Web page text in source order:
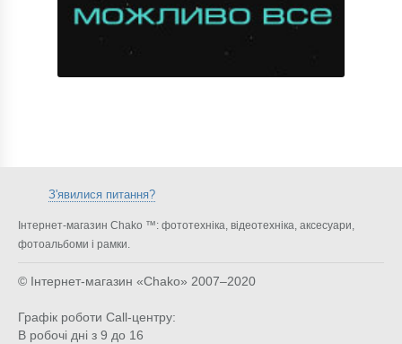
З'явилися питання?
Інтернет-магазин Chako ™: фототехніка, відеотехніка, аксесуари,
фотоальбоми і рамки.
© Інтернет-магазин «Chako» 2007–2020
Графік роботи Call-центру:
В робочі дні з 9 до 16